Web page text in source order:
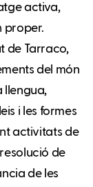
activa,
proper.
de Tarraco,
del món
llengua,
i les formes
activitats de
de
de les